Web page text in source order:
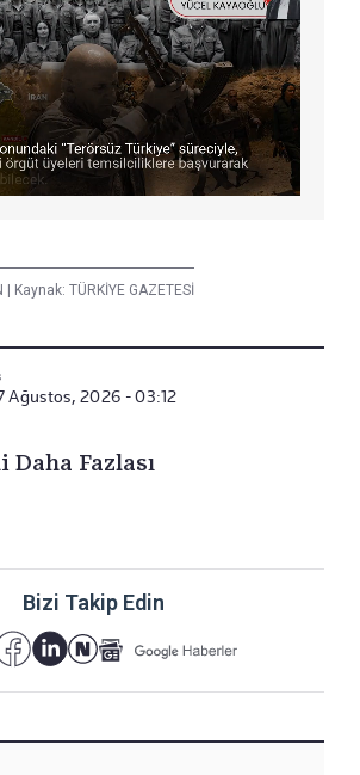
Kaynak: TÜRKİYE GAZETESİ
Ağustos, 2026 - 03:12
Fazlası
Bizi Takip Edin